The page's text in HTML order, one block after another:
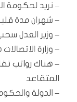
– نريد لحكومة
– شهران مدة
– وزير العدل
– وزارة
– هناك رواتب
المتقاعد
– الدولة